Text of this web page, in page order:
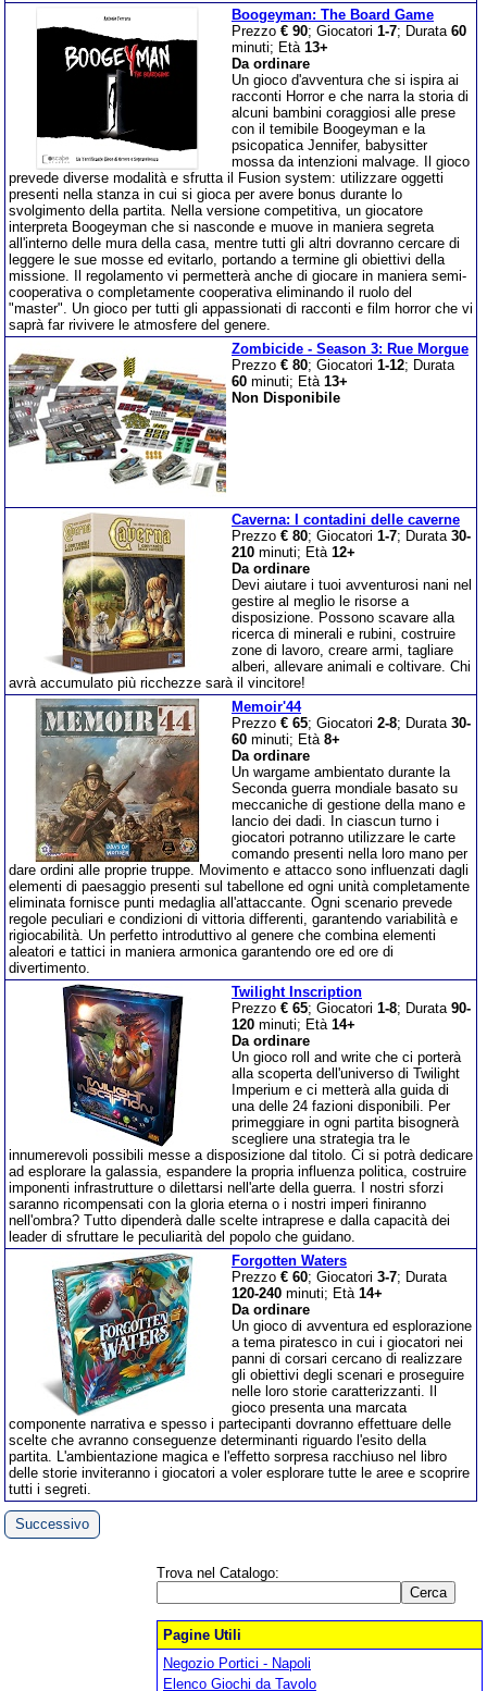
Boogeyman: The Board Game
Prezzo € 90; Giocatori 1-7; Durata 60
minuti; Età 13+
Da ordinare
Un gioco d'avventura che si ispira ai
racconti Horror e che narra la storia di
alcuni bambini coraggiosi alle prese
con il temibile Boogeyman e la
psicopatica Jennifer, babysitter
mossa da intenzioni malvage. Il gioco
prevede diverse modalità e sfrutta il Fusion system: utilizzare oggetti
presenti nella stanza in cui si gioca per avere bonus durante lo
svolgimento della partita. Nella versione competitiva, un giocatore
interpreta Boogeyman che si nasconde e muove in maniera segreta
all'interno delle mura della casa, mentre tutti gli altri dovranno cercare di
leggere le sue mosse ed evitarlo, portando a termine gli obiettivi della
missione. Il regolamento vi permetterà anche di giocare in maniera semi-
cooperativa o completamente cooperativa eliminando il ruolo del
"master". Un gioco per tutti gli appassionati di racconti e film horror che vi
saprà far rivivere le atmosfere del genere.
Zombicide - Season 3: Rue Morgue
Prezzo € 80; Giocatori 1-12; Durata
60 minuti; Età 13+
Non Disponibile
Caverna: I contadini delle caverne
Prezzo € 80; Giocatori 1-7; Durata 30-
210 minuti; Età 12+
Da ordinare
Devi aiutare i tuoi avventurosi nani nel
gestire al meglio le risorse a
disposizione. Possono scavare alla
ricerca di minerali e rubini, costruire
zone di lavoro, creare armi, tagliare
alberi, allevare animali e coltivare. Chi
avrà accumulato più ricchezze sarà il vincitore!
Memoir'44
Prezzo € 65; Giocatori 2-8; Durata 30-
60 minuti; Età 8+
Da ordinare
Un wargame ambientato durante la
Seconda guerra mondiale basato su
meccaniche di gestione della mano e
lancio dei dadi. In ciascun turno i
giocatori potranno utilizzare le carte
comando presenti nella loro mano per
dare ordini alle proprie truppe. Movimento e attacco sono influenzati dagli
elementi di paesaggio presenti sul tabellone ed ogni unità completamente
eliminata fornisce punti medaglia all'attaccante. Ogni scenario prevede
regole peculiari e condizioni di vittoria differenti, garantendo variabilità e
rigiocabilità. Un perfetto introduttivo al genere che combina elementi
aleatori e tattici in maniera armonica garantendo ore ed ore di
divertimento.
Twilight Inscription
Prezzo € 65; Giocatori 1-8; Durata 90-
120 minuti; Età 14+
Da ordinare
Un gioco roll and write che ci porterà
alla scoperta dell'universo di Twilight
Imperium e ci metterà alla guida di
una delle 24 fazioni disponibili. Per
primeggiare in ogni partita bisognerà
scegliere una strategia tra le
innumerevoli possibili messe a disposizione dal titolo. Ci si potrà dedicare
ad esplorare la galassia, espandere la propria influenza politica, costruire
imponenti infrastrutture o dilettarsi nell'arte della guerra. I nostri sforzi
saranno ricompensati con la gloria eterna o i nostri imperi finiranno
nell'ombra? Tutto dipenderà dalle scelte intraprese e dalla capacità dei
leader di sfruttare le peculiarità del popolo che guidano.
Forgotten Waters
Prezzo € 60; Giocatori 3-7; Durata
120-240 minuti; Età 14+
Da ordinare
Un gioco di avventura ed esplorazione
a tema piratesco in cui i giocatori nei
panni di corsari cercano di realizzare
gli obiettivi degli scenari e proseguire
nelle loro storie caratterizzanti. Il
gioco presenta una marcata
componente narrativa e spesso i partecipanti dovranno effettuare delle
scelte che avranno conseguenze determinanti riguardo l'esito della
partita. L'ambientazione magica e l'effetto sorpresa racchiuso nel libro
delle storie inviteranno i giocatori a voler esplorare tutte le aree e scoprire
tutti i segreti.
Successivo
Trova nel Catalogo:
Pagine Utili
Negozio Portici - Napoli
Elenco Giochi da Tavolo